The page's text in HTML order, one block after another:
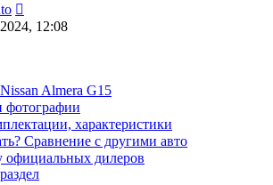
к
последнему
12:08
Almera G15
характеристики
Сравнение с другими авто
дилеров